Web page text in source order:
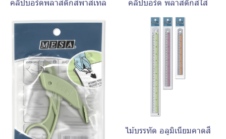
คลิปบอร์ดพลาสติกสีพาสเทล คลิปบอร์ด พลาสติกสีใส
ไม้บรรทัด อลูมิเนียมคาดสี